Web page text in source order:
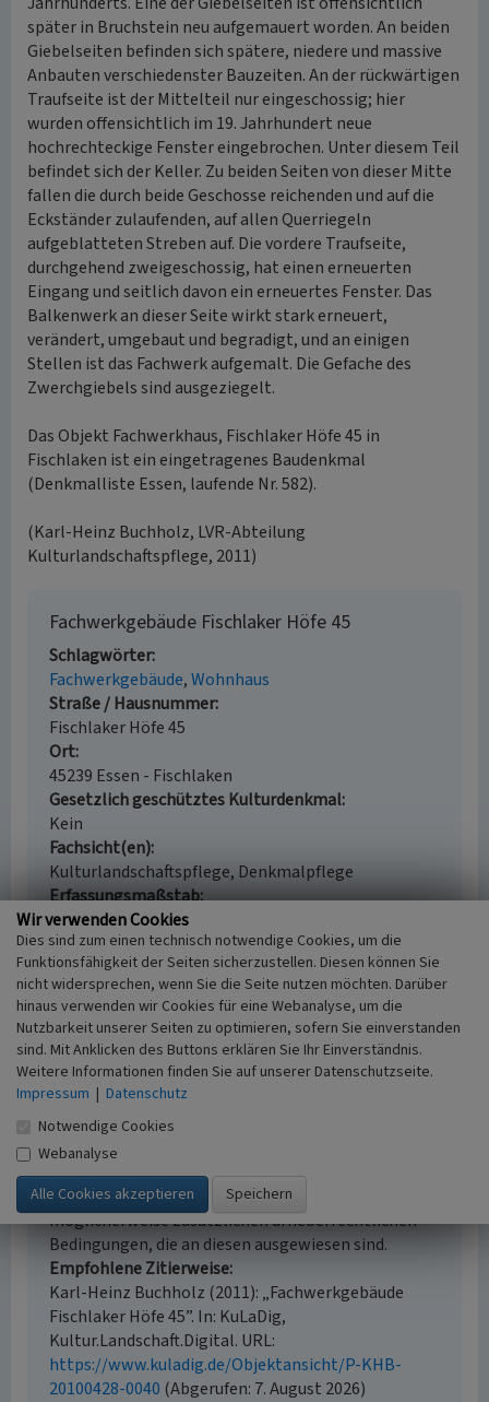
später in Bruchstein neu aufgemauert worden. An beiden
Giebelseiten befinden sich spätere, niedere und massive
Anbauten verschiedenster Bauzeiten. An der rückwärtigen
Traufseite ist der Mittelteil nur eingeschossig; hier
wurden offensichtlich im 19. Jahrhundert neue
hochrechteckige Fenster eingebrochen. Unter diesem Teil
befindet sich der Keller. Zu beiden Seiten von dieser Mitte
fallen die durch beide Geschosse reichenden und auf die
Eckständer zulaufenden, auf allen Querriegeln
aufgeblatteten Streben auf. Die vordere Traufseite,
durchgehend zweigeschossig, hat einen erneuerten
Eingang und seitlich davon ein erneuertes Fenster. Das
Balkenwerk an dieser Seite wirkt stark erneuert,
verändert, umgebaut und begradigt, und an einigen
Stellen ist das Fachwerk aufgemalt. Die Gefache des
Zwerchgiebels sind ausgeziegelt.
Das Objekt Fachwerkhaus, Fischlaker Höfe 45 in
Fischlaken ist ein eingetragenes Baudenkmal
(Denkmalliste Essen, laufende Nr. 582).
(Karl-Heinz Buchholz, LVR-Abteilung
Kulturlandschaftspflege, 2011)
Fachwerkgebäude Fischlaker Höfe 45
Schlagwörter
Fachwerkgebäude Wohnhaus
Straße / Hausnummer
Fischlaker Höfe 45
Ort
45239 Essen - Fischlaken
Gesetzlich geschütztes Kulturdenkmal
Kein
Fachsicht(en)
Kulturlandschaftspflege, Denkmalpflege
Erfassungsmaßstab
i.d.R. 1:5.000 (größer als 1:20.000)
Erfassungsmethode
Geländebegehung/-kartierung, Archivauswertung
Historischer Zeitraum
Beginn 1650 bis 1699
Empfohlene Zitierweise
Urheberrechtlicher Hinweis
Der hier präsentierte Inhalt ist urheberrechtlich
geschützt. Die angezeigten Medien unterliegen
möglicherweise zusätzlichen urheberrechtlichen
Bedingungen, die an diesen ausgewiesen sind.
Empfohlene Zitierweise
Karl-Heinz Buchholz (2011): „Fachwerkgebäude
Fischlaker Höfe 45”. In: KuLaDig,
Kultur.Landschaft.Digital. URL:
https://www.kuladig.de/Objektansicht/P-KHB-
20100428-0040 (Abgerufen: 7. August 2026)
Wir verwenden Cookies
Dies sind zum einen technisch notwendige Cookies, um die
Funktionsfähigkeit der Seiten sicherzustellen. Diesen können Sie
nicht widersprechen, wenn Sie die Seite nutzen möchten. Darüber
hinaus verwenden wir Cookies für eine Webanalyse, um die
Nutzbarkeit unserer Seiten zu optimieren, sofern Sie einverstanden
sind. Mit Anklicken des Buttons erklären Sie Ihr Einverständnis.
Weitere Informationen finden Sie auf unserer Datenschutzseite.
Impressum | Datenschutz
Notwendige Cookies
Webanalyse